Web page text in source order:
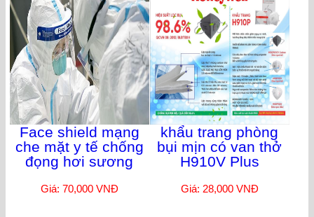
Face shield mạng
che mặt y tế chống
đọng hơi sương
Giá: 70,000 VNĐ
khẩu trang phòng
bụi mịn có van thở
H910V Plus
Giá: 28,000 VNĐ